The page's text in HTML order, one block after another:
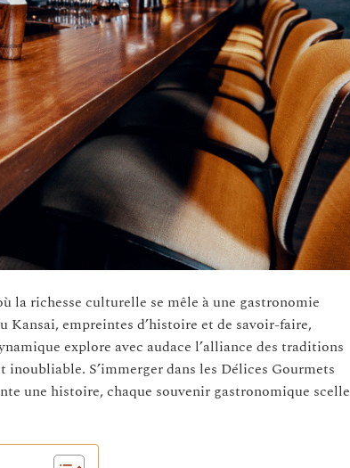
la richesse culturelle se mêle à une gastronomie
Kansai, empreintes d’histoire et de savoir-faire,
explore avec audace l’alliance des traditions
S’immerger dans les Délices Gourmets
une histoire, chaque souvenir gastronomique scelle